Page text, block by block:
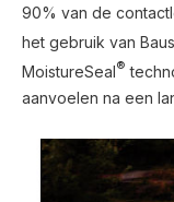
90% van de
het gebruik van
MoistureSeal®
aanvoelen na een